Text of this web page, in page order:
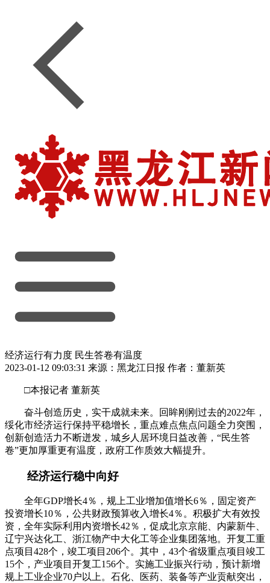
经济运行有力度 民生答卷有温度
2023-01-12 09:03:31 来源：黑龙江日报 作者：董新英
□本报记者 董新英
奋斗创造历史，实干成就未来。回眸刚刚过去的2022年，
绥化市经济运行保持平稳增长，重点难点焦点问题全力突围，
创新创造活力不断迸发，城乡人居环境日益改善，“民生答
卷”更加厚重更有温度，政府工作质效大幅提升。
经济运行稳中向好
全年GDP增长4％，规上工业增加值增长6％，固定资产
投资增长10％，公共财政预算收入增长4％。积极扩大有效投
资，全年实际利用内资增长42％，促成北京京能、内蒙新牛、
辽宁兴达化工、浙江物产中大化工等企业集团落地。开复工重
点项目428个，竣工项目206个。其中，43个省级重点项目竣工
15个，产业项目开复工156个。实施工业振兴行动，预计新增
规上工业企业70户以上。石化、医药、装备等产业贡献突出，